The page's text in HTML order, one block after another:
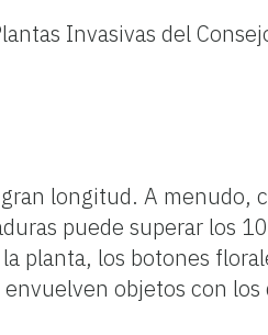
Invasivas del
longitud. A menudo,
puede superar los
planta, los botones
objetos con